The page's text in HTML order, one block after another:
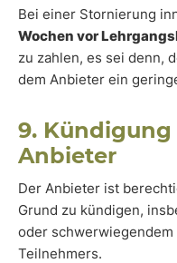
Bei einer Stornierung
Wochen vor
zu zahlen, es sei denn,
dem Anbieter ein
9.
Anbieter
Der Anbieter ist
Grund zu kündigen,
oder
Teilnehmers.